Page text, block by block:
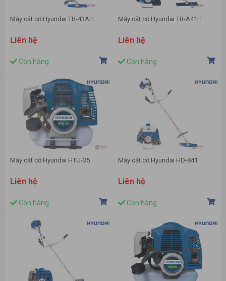
Máy cắt cỏ Hyundai TB-43AH
Liên hệ
Còn hàng
Máy cắt cỏ Hyundai TB-A41H
Liên hệ
Còn hàng
Máy cắt cỏ Hyundai HTU-35
Liên hệ
Còn hàng
Máy cắt cỏ Hyundai HD-841
Liên hệ
Còn hàng